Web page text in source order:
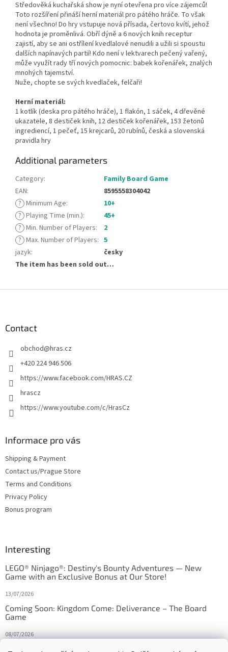
Středověká kuchařská show je nyní otevřena pro více zájemců!
Toto rozšíření přináší herní materiál pro pátého hráče. To však
není všechno! Do hry vstupuje nová přísada, čertovo kvítí, jehož
hodnota je proměnlivá. Obří dýně a 6 nových knih receptur
zajistí, aby se ani ostřílení kvedlalové nenudili a užili si spoustu
dalších napínavých partií! Kdo není v lektvarech pečený vařený,
může využít rady tří nových pomocnic: babek kořenářek, znalých
mnohých tajemství.
Nuže, chopte se svých kvedlaček, felčaři!
Herní materiál:
1 kotlík (deska pro pátého hráče), 1 flakón, 1 sáček, 4 dřevěné
ukazatele, 8 destiček knih, 12 destiček kořenářek, 153 žetonů
ingrediencí, 1 pečeť, 15 krejcarů, 20 rubínů, česká a slovenská
pravidla hry
Additional parameters
Category:
Family Board Game
EAN:
8595558304042
? Minimum Age:
10+
? Playing Time (min.):
45+
? Min. Number of Players:
2
? Max. Number of Players: 5
jazyk:
česky
The item has been sold out…
Contact
obchod@hras.cz
+420 224 946 506
https://www.facebook.com/HRAS.CZ
hrascz
https://www.youtube.com/c/HrasCz
Informace pro vás
Shipping & Payment
Contact us/Prague Store
Terms and Conditions
Privacy Policy
Bonus program
Interesting
LEGO® Ninjago®: Destiny's Bounty Adventures — New
Game with an Exclusive Bonus at Our Store!
13/07/2026
Coming Soon: Kingdom Come: Deliverance – The Board
Game
08/07/2026